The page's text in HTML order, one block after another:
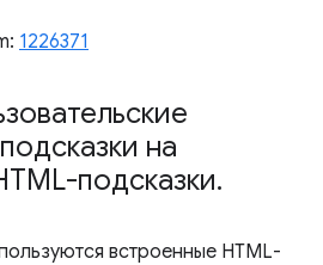
1226371
на
подсказки.
встроенные HTML-